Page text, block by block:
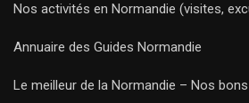
Nos activités en Normandie (visites,
Annuaire des Guides Normandie
Le meilleur de la Normandie – Nos